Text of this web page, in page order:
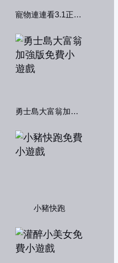
寵物連連看3.1正式版
勇士島大富翁加強版
小豬快跑